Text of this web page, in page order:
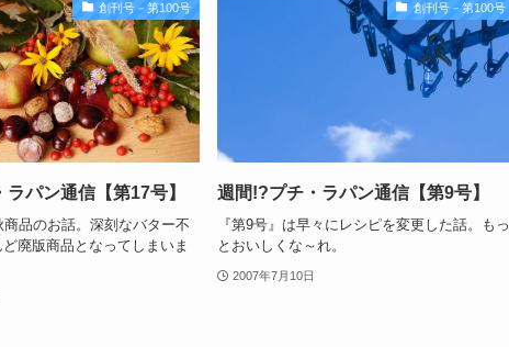
創刊号－第100号
パン通信【第17号】
商品のお話。深刻なバター不
廃版商品となってしまいま
創刊号－第100号
週間!?プチ・ラパン通信【第9号】
『第9号』は早々にレシピを変更した話。もっ
とおいしくな～れ。
2007年7月10日